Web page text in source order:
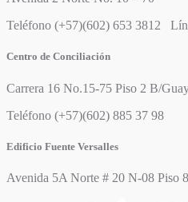
Teléfono (+57)(602) 653 3812
Centro de Conciliación
Carrera 16 No.15-75 Piso 2 B/
Teléfono (+57)(602) 885 37 98
Edificio Fuente Versalles
Avenida 5A Norte # 20 N-08 Piso